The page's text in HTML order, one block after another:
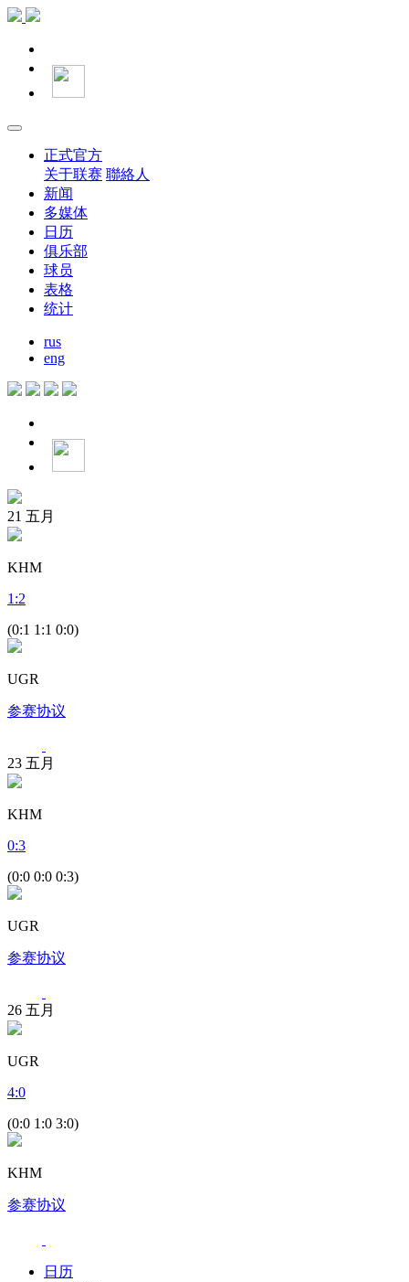
正式官方
关于联赛 聯絡人
新闻
多媒体
日历
俱乐部
球员
表格
统计
rus
eng
21 五月
KHM
1 :2
(0:1 1:1 0:0)
UGR
参赛协议
23 五月
KHM
0:3
(0:0 0:0 0:3)
UGR
参赛协议
26 五月
UGR
4:0
(0:0 1:0 3:0)
KHM
参赛协议
日历